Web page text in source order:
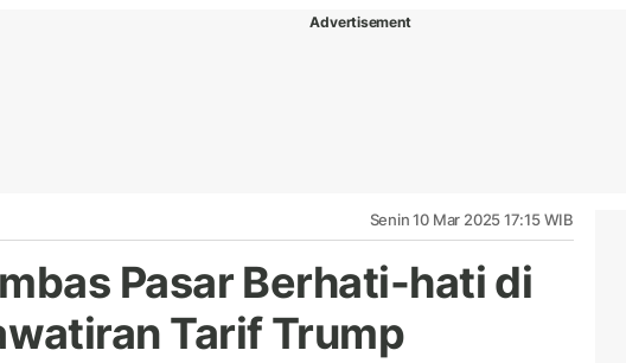
Advertisement
Senin 10 Mar 2025 17:15 WIB
Pasar Berhati-hati di
Tarif Trump